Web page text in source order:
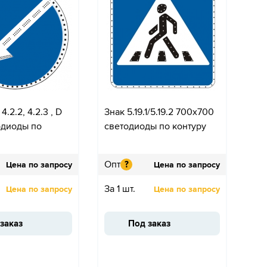
4.2.2, 4.2.3 , D
по
Цена по запросу
Цена по запросу
Знак 5.19.1/5.19.2 700x700
светодиоды по контуру
Опт ? Цена по запросу
За 1 шт. Цена по запросу
Под заказ